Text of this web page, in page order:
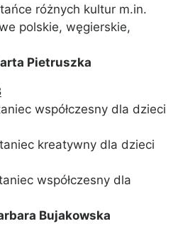
różnych kultur m.in.
polskie, węgierskie,
Pietruszka
współczesny dla dzieci
kreatywny dla dzieci
współczesny dla
Bujakowska